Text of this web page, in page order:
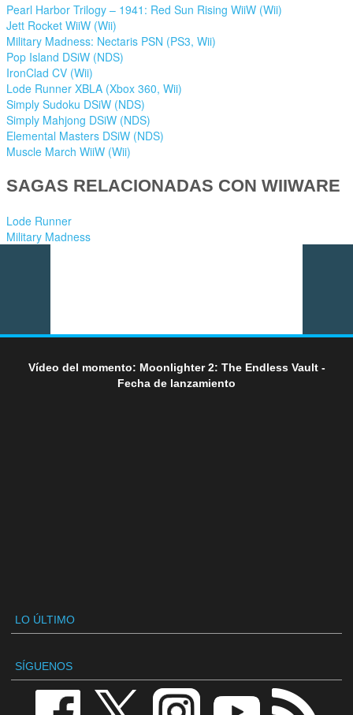
Pearl Harbor Trilogy – 1941: Red Sun Rising WiiW (Wii)
Jett Rocket WiiW (Wii)
Military Madness: Nectaris PSN (PS3, Wii)
Pop Island DSiW (NDS)
IronClad CV (Wii)
Lode Runner XBLA (Xbox 360, Wii)
Simply Sudoku DSiW (NDS)
Simply Mahjong DSiW (NDS)
Elemental Masters DSiW (NDS)
Muscle March WiiW (Wii)
SAGAS RELACIONADAS CON WIIWARE
Lode Runner
Military Madness
Vídeo del momento: Moonlighter 2: The Endless Vault -
Fecha de lanzamiento
LO ÚLTIMO
SÍGUENOS